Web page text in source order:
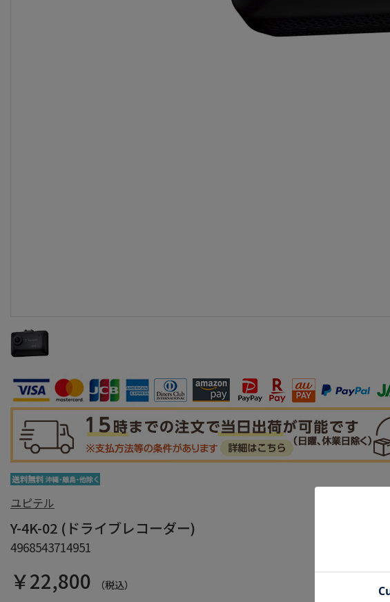
ユピテル
Y-4K-02 (ドライブレコーダー)
4968543714951
￥22,800 （税込）